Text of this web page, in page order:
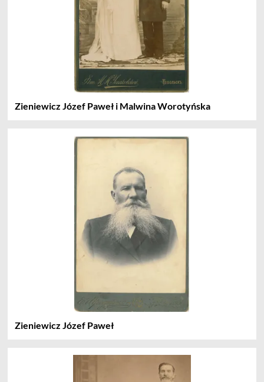
Zieniewicz Józef Paweł i Malwina Worotyńska
Zieniewicz Józef Paweł